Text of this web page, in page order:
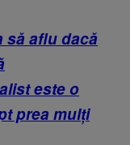
să aflu dacă
este o
prea mulți